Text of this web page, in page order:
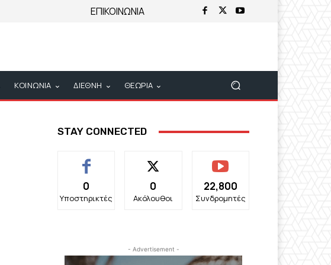
ΕΠΙΚΟΙΝΩΝΙΑ
ΚΟΙΝΩΝΙΑ ΔΙΕΘΝΗ ΘΕΩΡΙΑ
STAY CONNECTED
0
Υποστηρικτές
0
Ακόλουθοι
22,800
Συνδρομητές
- Advertisement -